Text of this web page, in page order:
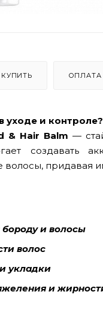
ОПЛАТА
и контроле?
& Hair Balm —
создавать
придавая
и волосы
волос
укладки
и